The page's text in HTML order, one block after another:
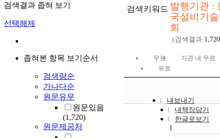
검색결과 좁혀 보기
선택해제
좁혀본 항목 보기순서
검색량순
가나다순
원문유무
원문있음
(1,720)
원문제공처
검색키워드 발행기관 :
국설비기
회
(검색결과 1,720
무료
기관 내 무료
유료
내보내기
내책장담기
한글로보기
1